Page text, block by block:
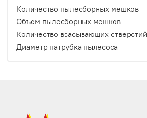
Количество пылесборных мешков
Объем пылесборных мешков
Количество всасывающих отверстий
Диаметр патрубка пылесоса